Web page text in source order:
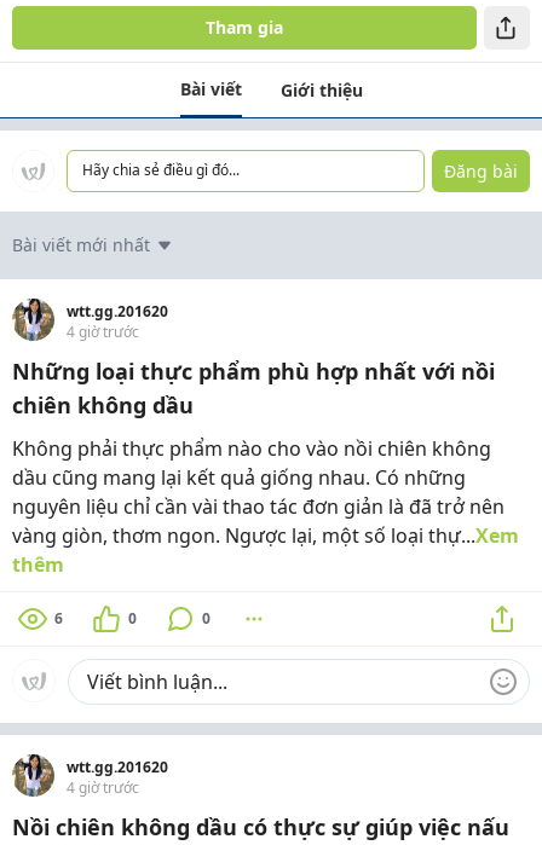
Tham gia
Bài viết Giới thiệu
Hãy chia sẻ điều gì đó... Đăng bài
Bài viết mới nhất
wtt.gg.201620
4 giờ trước
Những loại thực phẩm phù hợp nhất với nồi
chiên không dầu
Không phải thực phẩm nào cho vào nồi chiên không
dầu cũng mang lại kết quả giống nhau. Có những
nguyên liệu chỉ cần vài thao tác đơn giản là đã trở nên
vàng giòn, thơm ngon. Ngược lại, một số loại thự...Xem
thêm
6 0 0
wtt.gg.201620
4 giờ trước
Nồi chiên không dầu có thực sự giúp việc nấu